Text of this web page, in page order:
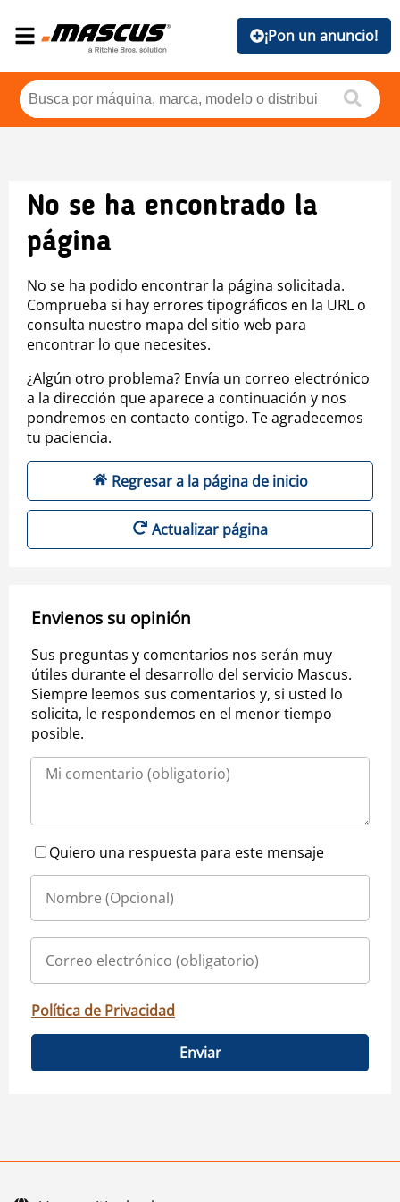
¡Pon un anuncio!
No se ha encontrado la
página
No se ha podido encontrar la página solicitada.
Comprueba si hay errores tipográficos en la URL o
consulta nuestro mapa del sitio web para
encontrar lo que necesites.
¿Algún otro problema? Envía un correo electrónico
a la dirección que aparece a continuación y nos
pondremos en contacto contigo. Te agradecemos
tu paciencia.
Regresar a la página de inicio
Actualizar página
Envienos su opinión
Sus preguntas y comentarios nos serán muy
útiles durante el desarrollo del servicio Mascus.
Siempre leemos sus comentarios y, si usted lo
solicita, le respondemos en el menor tiempo
posible.
Quiero una respuesta para este mensaje
Política de Privacidad
Enviar